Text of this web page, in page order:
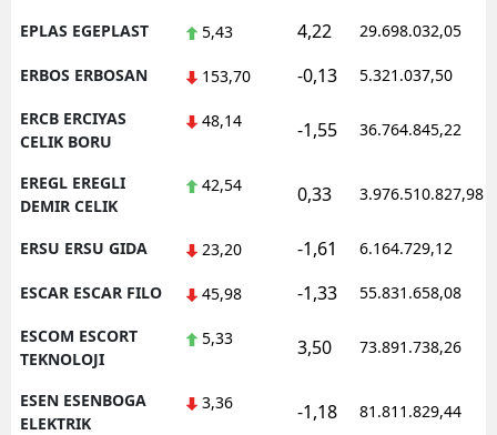
EPLAS EGEPLAST 5,43 4,22 29.698.032,05
ERBOS ERBOSAN 153,70 -0,13 5.321.037,50
ERCB ERCIYAS
CELIK BORU
48,14 -1,55 36.764.845,22
EREGL EREGLI
DEMIR CELIK
42,54 0,33 3.976.510.827,98
ERSU ERSU GIDA 23,20 -1,61 6.164.729,12
ESCAR ESCAR FILO 45,98 -1,33 55.831.658,08
ESCOM ESCORT
TEKNOLOJI
5,33 3,50 73.891.738,26
ESEN ESENBOGA
ELEKTRIK
3,36 -1,18 81.811.829,44